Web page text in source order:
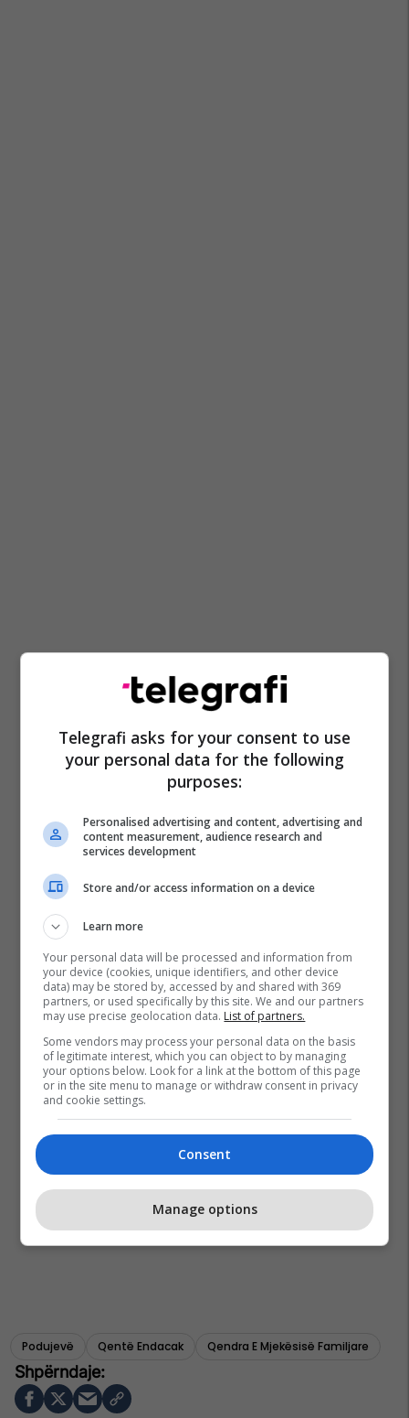
Podujevë Qentë Endacak Qendra E Mjekësisë Familjare
Telegrafi asks for your consent to use
your personal data for the following
purposes:
Personalised advertising and content, advertising and
content measurement, audience research and
services development
Store and/or access information on a device
Learn more
Your personal data will be processed and information from
your device (cookies, unique identifiers, and other device
data) may be stored by, accessed by and shared with 369
partners, or used specifically by this site. We and our partners
may use precise geolocation data. List of partners.
Some vendors may process your personal data on the basis
of legitimate interest, which you can object to by managing
your options below. Look for a link at the bottom of this page
or in the site menu to manage or withdraw consent in privacy
and cookie settings.
Consent
Manage options